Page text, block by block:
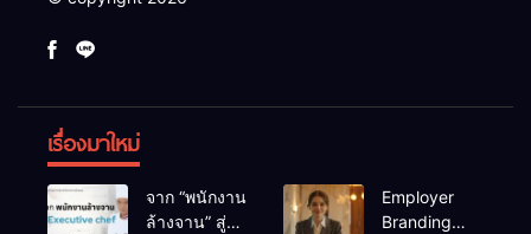
เรื่องมาใหม่
จาก “พนักงาน
ล้างจาน” สู่
Employer
Branding